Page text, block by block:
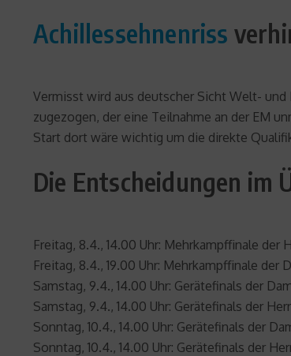
Achillessehnenriss
Vermisst wird aus deutscher Sicht Welt- und
zugezogen, der eine Teilnahme an der EM
Start dort wäre wichtig um die direkte
Die Entscheidungen im
Freitag, 8.4., 14.00 Uhr: Mehrkampffinale der
Freitag, 8.4., 19.00 Uhr: Mehrkampffinale der
Samstag, 9.4., 14.00 Uhr: Gerätefinals der
Samstag, 9.4., 14.00 Uhr: Gerätefinals der
Sonntag, 10.4., 14.00 Uhr: Gerätefinals der
Sonntag, 10.4., 14.00 Uhr: Gerätefinals der